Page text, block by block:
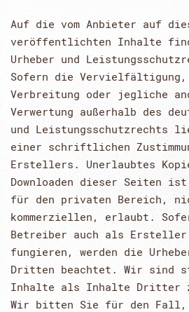
Auf die vom Anbieter auf
veröffentlichten Inhalte
Urheber und
Sofern die Vervielfältigung,
Verbreitung oder jegliche
Verwertung außerhalb des
und Leistungsschutzrechts
einer schriftlichen
Erstellers. Unerlaubtes
Downloaden dieser Seiten
für den privaten Bereich,
kommerziellen, erlaubt.
Betreiber auch als
fungieren, werden die
Dritten beachtet. Wir sind
Inhalte als Inhalte Dritter
Wir bitten Sie für den Fall,